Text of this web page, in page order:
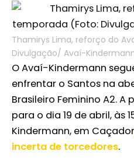
Thamirys Lima, reforço do
Divulgação/ Avaí-
O Avaí-Kindermann
enfrentar o Santos na
Brasileiro Feminino A2.
para o dia 19 de abril, às
Kindermann, em
incerta de torcedores.